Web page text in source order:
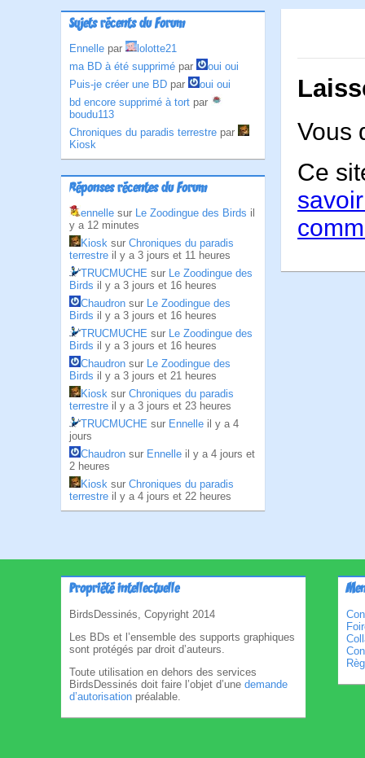
Sujets récents du Forum
Ennelle par
lolotte21
ma BD à été supprimé par
oui oui
Puis-je créer une BD par
oui oui
bd encore supprimé à tort par
boudu113
Chroniques du paradis terrestre par
Kiosk
Réponses récentes du Forum
ennelle sur Le Zoodingue des Birds il
y a 12 minutes
Kiosk sur Chroniques du paradis
terrestre il y a 3 jours et 11 heures
TRUCMUCHE sur Le Zoodingue des
Birds il y a 3 jours et 16 heures
Chaudron sur Le Zoodingue des
Birds il y a 3 jours et 16 heures
TRUCMUCHE sur Le Zoodingue des
Birds il y a 3 jours et 16 heures
Chaudron sur Le Zoodingue des
Birds il y a 3 jours et 21 heures
Kiosk sur Chroniques du paradis
terrestre il y a 3 jours et 23 heures
TRUCMUCHE sur Ennelle il y a 4
jours
Chaudron sur Ennelle il y a 4 jours et
2 heures
Kiosk sur Chroniques du paradis
terrestre il y a 4 jours et 22 heures
Vous
Ce
Propriété intellectuelle
BirdsDessinés, Copyright 2014
Les BDs et l’ensemble des supports graphiques
sont protégés par droit d’auteurs.
Toute utilisation en dehors des services
BirdsDessinés doit faire l’objet d’une demande
d’autorisation préalable.